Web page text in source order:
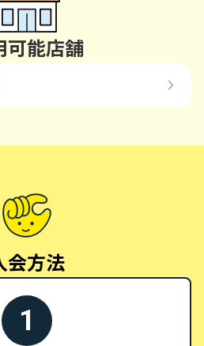
可能店舗
会方法
1